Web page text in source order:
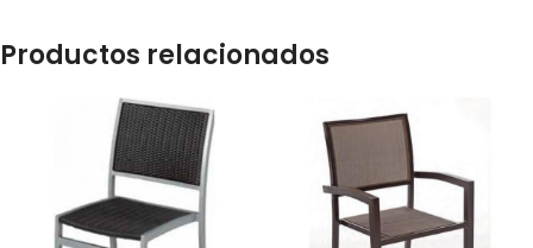
Productos relacionados